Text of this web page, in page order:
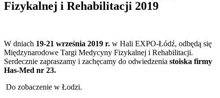
Fizykalnej i Rehabilitacji 2019
W dniach 19-21 września 2019 r. w Hali EXPO-Łódź, odbędą się
Międzynarodowe Targi Medycyny Fizykalnej i Rehabilitacji.
Serdecznie zapraszamy i zachęcamy do odwiedzenia stoiska firmy
Has-Med nr 23.
Do zobaczenie w Łodzi.